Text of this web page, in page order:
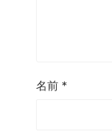
名前 *